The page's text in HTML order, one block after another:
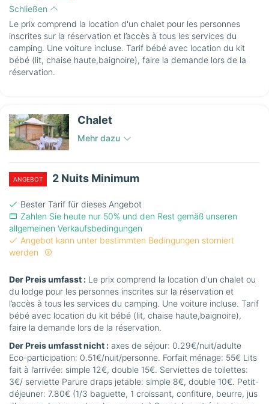
Schließen
Le prix comprend la location d'un chalet pour les personnes
inscrites sur la réservation et l’accès à tous les services du
camping. Une voiture incluse. Tarif bébé avec location du kit
bébé (lit, chaise haute,baignoire), faire la demande lors de la
réservation.
Chalet
Mehr dazu
ANGEBOT 2 Nuits Minimum
Bester Tarif für dieses Angebot
Zahlen Sie heute nur 50% und den Rest gemäß unseren
allgemeinen Verkaufsbedingungen
Angebot kann unter bestimmten Bedingungen storniert
werden
Der Preis umfasst : Le prix comprend la location d'un chalet ou
du lodge pour les personnes inscrites sur la réservation et
l’accès à tous les services du camping. Une voiture incluse. Tarif
bébé avec location du kit bébé (lit, chaise haute,baignoire),
faire la demande lors de la réservation.
Der Preis umfasst nicht : axes de séjour: 0.29€/nuit/adulte
Eco-participation: 0.51€/nuit/personne. Forfait ménage: 55€ Lits
fait à l’arrivée: simple 12€, double 15€. Serviettes de toilettes:
3€/ serviette Parure draps jetable: simple 8€, double 10€. Petit-
déjeuner: 7.80€ (1/3 baguette, 1 croissant, confiture, beurre, jus